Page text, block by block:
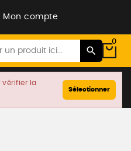
Mon compte
0
vérifier la
Sélectionner